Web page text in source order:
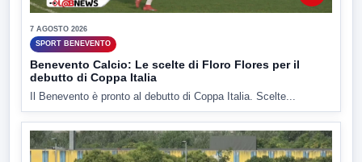
7 AGOSTO 2026
SPORT BENEVENTO
Benevento Calcio: Le scelte di Floro Flores per il
debutto di Coppa Italia
Il Benevento è pronto al debutto di Coppa Italia. Scelte...